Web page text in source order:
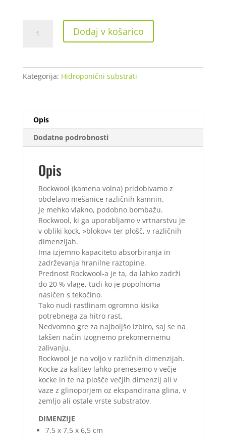
volna
7,5
x
velika
luknja
-
škatla
količina
Dodaj v košarico
Kategorija: Hidroponični substrati
Opis
Dodatne podrobnosti
Opis
Rockwool (kamena volna) pridobivamo z
obdelavo mešanice različnih kamnin.
Je mehko vlakno, podobno bombažu.
Rockwool, ki ga uporabljamo v vrtnarstvu je
v obliki kock, »blokov« ter plošč, v različnih
dimenzijah.
Ima izjemno kapaciteto absorbiranja in
zadrževanja hranilne raztopine.
Prednost Rockwool-a je ta, da lahko zadrži
do 20 % vlage, tudi ko je popolnoma
nasičen s tekočino.
Tako nudi rastlinam ogromno kisika
potrebnega za hitro rast.
Nedvomno gre za najboljšo izbiro, saj se na
takšen način izognemo prekomernemu
zalivanju.
Rockwool je na voljo v različnih dimenzijah.
Kocke za kalitev lahko prenesemo v večje
kocke in te na plošče večjih dimenzij ali v
vaze z glinoporjem oz ekspandirana glina, v
zemljo ali ostale vrste substratov.
DIMENZIJE
7,5 x 7,5 x 6,5 cm